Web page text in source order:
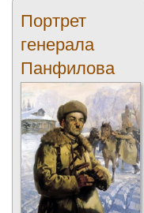
Портрет
генерала
Панфилова
(Portrait of
General
Panfilov)